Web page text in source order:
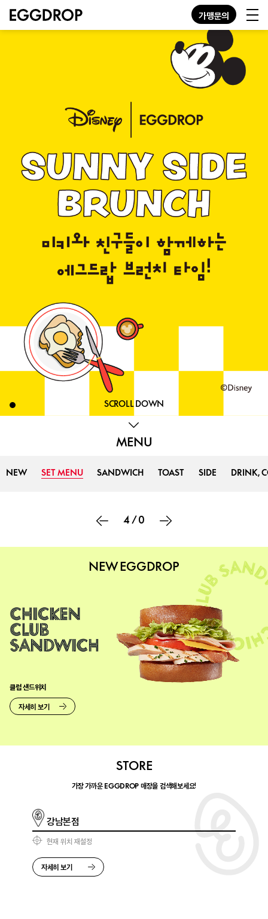
가맹문의
KO EN JP
ABOUT
CONTACT
가맹문의
SCROLL DOWN
MENU
NEW SET MENU SANDWICH TOAST SIDE DRINK,
4 /0
NEW EGGDROP
클럽 샌드위치
자세히 보기
STORE
가장 가까운 EGGDROP 매장을 검색해보세요!
강남본점
현재 위치 재설정
자세히 보기